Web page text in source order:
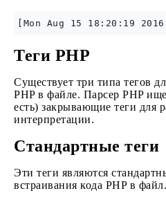
Теги PHP
Существует три типа тегов
PHP в файле. Парсер PHP
есть) закрывающие теги для
интерпретации.
Стандартные теги
Эти теги являются
встраивания кода PHP в файл.